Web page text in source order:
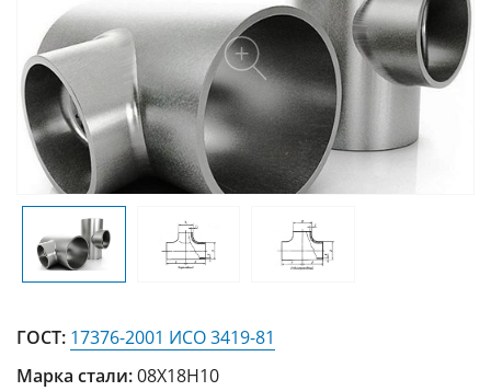
ГОСТ: 17376-2001 ИСО 3419-81
Марка стали:08Х18Н10